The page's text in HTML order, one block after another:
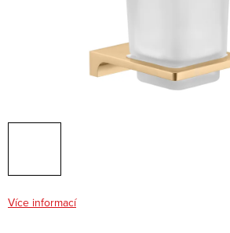
Více informací